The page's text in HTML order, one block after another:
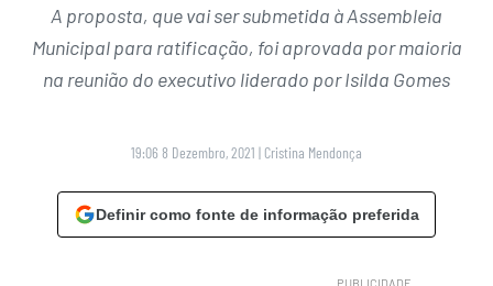
A proposta, que vai ser submetida à Assembleia
Municipal para ratificação, foi aprovada por maioria
na reunião do executivo liderado por Isilda Gomes
19:06 8 Dezembro, 2021 | Cristina Mendonça
Definir como fonte de informação preferida